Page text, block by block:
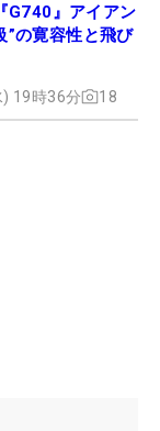
G740』アイアン
”の寛容性と飛び
19時36分 18